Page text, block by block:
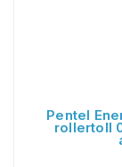
Pentel
rollertoll